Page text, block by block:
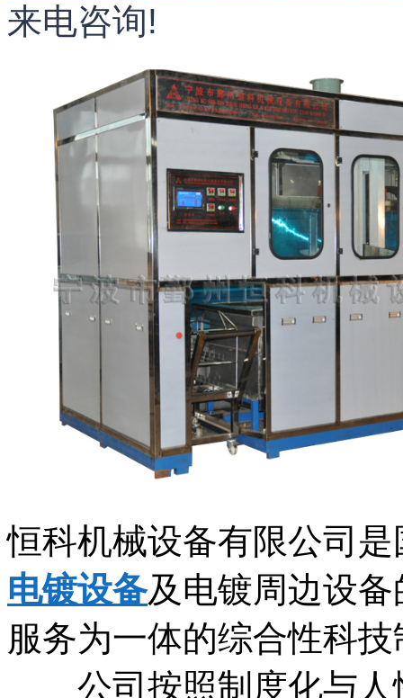
来电咨询!
恒科机械设备有限公司
电镀设备及电镀周边设
服务为一体的综合性科
公司按照制度化与人